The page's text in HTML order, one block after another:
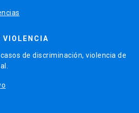
VIOLENCIA
de discriminación, violencia de